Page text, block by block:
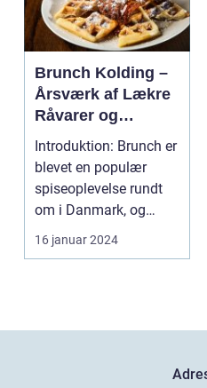
Brunch Kolding –
Årsværk af Lækre
Råvarer og
Kokkerier
Introduktion: Brunch er
blevet en populær
spiseoplevelse rundt
om i Danmark, og
Kolding er ingen und...
16 januar 2024